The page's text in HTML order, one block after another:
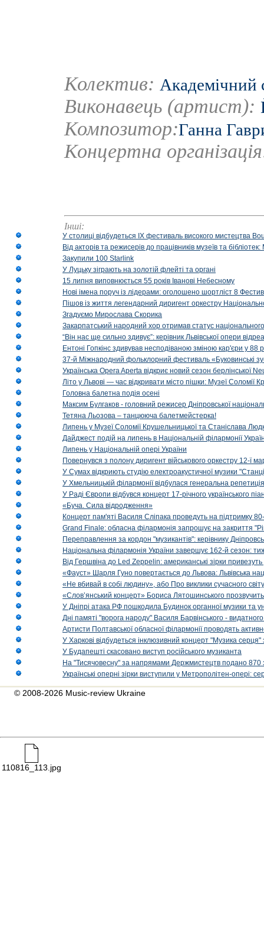
Колектив: Академічний
Виконавець (артист):
Композитор:Ганна
Концертна
Інші:
У столиці відбудеться IX фестиваль високого мистецтва
Від акторів та режисерів до працівників музеїв та
Закупили 100 Starlink
У Луцьку зіграють на золотій флейті та органі
15 липня виповнюється 55 років Іванові Небесному
Нові імена поруч із лідерами: оголошено шортліст 8
Пішов із життя легендарний диригент оркестру
Згадуємо Мирослава Скорика
Закарпатський народний хор отримав статус національного
“Він нас ще сильно здивує”: керівник Львівської опери
Ентоні Гопкінс здивував несподіваною зміною кар'єри у 88
37-й Міжнародний фольклорний фестиваль «Буковинські
Українська Opera Aperta відкриє новий сезон берлінської
Літо у Львові — час відкривати місто пішки: Музеї Соломії
Головна балетна подія осені
Максим Булгаков - головний режисер Дніпровської
Тетяна Льозова – танцююча балетмейстерка!
Липень у Музеї Соломії Крушельницької та Станіслава
Дайджест подій на липень в Національній філармонії
Липень у Національній опері України
Повернувся з полону диригент військового оркестру 12-ї
У Сумах відкриють студію електроакустичної музики
У Хмельницькій філармонії відбулася генеральна
У Раді Європи відбувся концерт 17-річного українського
«Буча. Сила відродження»
Концерт пам'яті Василя Сліпака проведуть на підтримку
Grand Finale: обласна філармонія запрошує на закриття
Переправлення за кордон "музикантів": керівнику
Національна філармонія України завершує 162-й сезон:
Від Гершвіна до Led Zeppelin: американські зірки
«Фауст» Шарля Гуно повертається до Львова: Львівська
«Не вбивай в собі людину», або Про виклики сучасного світу
«Слов’янський концерт» Бориса Лятошинського
У Дніпрі атака РФ пошкодила Будинок органної музики та
Дні памяті "ворога народу" Василя Барвінського -
Артисти Полтавської обласної філармонії проводять
У Харкові відбудеться інклюзивний концерт "Музика
У Будапешті скасовано виступ російського музиканта
На "Тисячовесну" за напрямами Держмистецтв подано 870
Українські оперні зірки виступили у Метрополітен-опері:
© 2008-2026 Music-review Ukraine
110816_113.jpg